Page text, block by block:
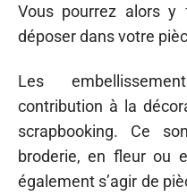
Vous pourrez alors
déposer dans votre
Les
contribution à la
scrapbooking. Ce
broderie, en fleur ou
également s’agir de